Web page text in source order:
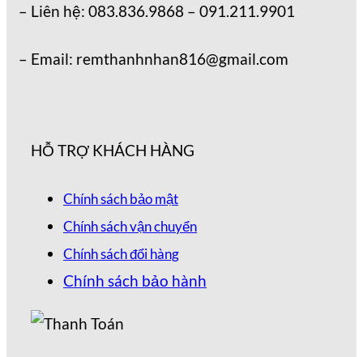
– Liên hệ: 083.836.9868 – 091.211.9901
– Email: remthanhnhan816@gmail.com
HỖ TRỢ KHÁCH HÀNG
Chính sách bảo mật
Chính sách vận chuyển
Chính sách đổi hàng
Chính sách bảo hành